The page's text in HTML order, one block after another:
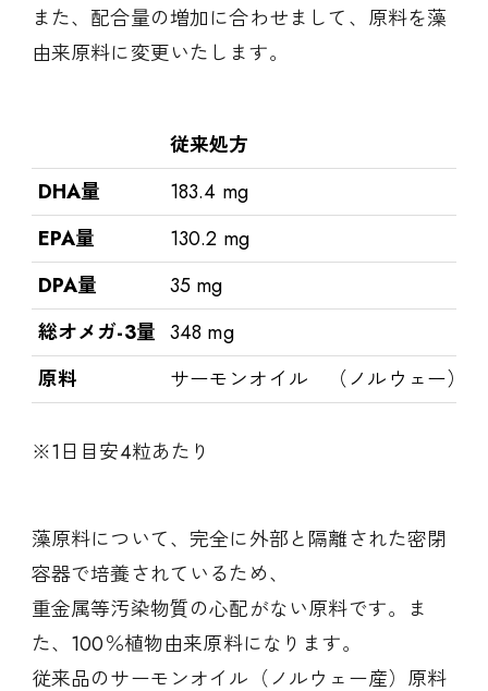
また、配合量の増加に合わせまして、原料を藻
由来原料に変更いたします。
従来処方
DHA量
183.4 mg
EPA量
130.2 mg
DPA量
35 mg
総オメガ-3量 348 mg
原料
サーモンオイル （ノルウェー）
※1日目安4粒あたり
藻原料について、完全に外部と隔離された密閉
容器で培養されているため、
重金属等汚染物質の心配がない原料です。ま
た、100％植物由来原料になります。
従来品のサーモンオイル（ノルウェー産）原料